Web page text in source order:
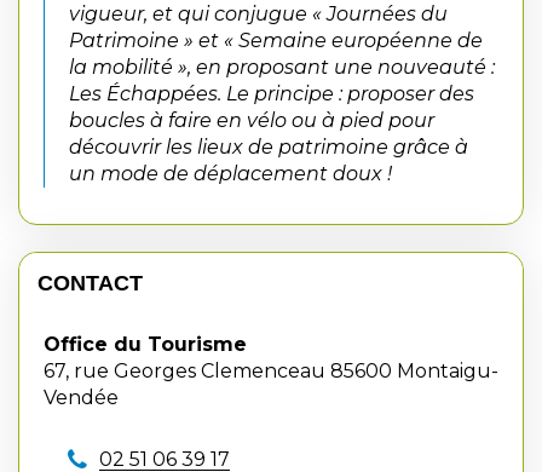
vigueur, et qui conjugue « Journées du
Patrimoine » et « Semaine européenne de
la mobilité », en proposant une nouveauté :
Les Échappées. Le principe : proposer des
boucles à faire en vélo ou à pied pour
découvrir les lieux de patrimoine grâce à
un mode de déplacement doux !
CONTACT
Office du Tourisme
67, rue Georges Clemenceau 85600 Montaigu-
Vendée
02 51 06 39 17